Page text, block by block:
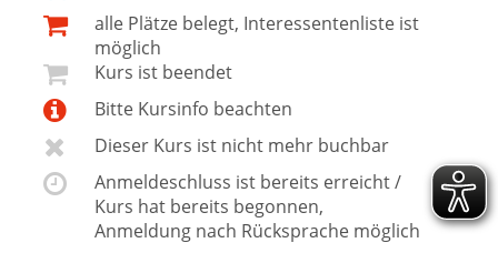
alle Plätze belegt, Interessentenliste ist
möglich
Kurs ist beendet
Bitte Kursinfo beachten
Dieser Kurs ist nicht mehr buchbar
Anmeldeschluss ist bereits erreicht /
Kurs hat bereits begonnen,
Anmeldung nach Rücksprache möglich